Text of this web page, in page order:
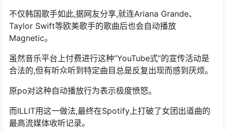
不仅韩国歌手如此,据网友分享,就连Ariana Grande、
Taylor Swift等欧美歌手的歌曲后也会自动播放
Magnetic。
虽然音乐平台上付费进行这种”YouTube式”的宣传活动是
合法的,但有听众听到特定曲目总是反复出现而感到厌烦。
原po对这种自动播放行为表示极度愤怒。
而ILLIT用这一做法,最终在Spotify上打破了女团出道曲的
最高流媒体收听记录。